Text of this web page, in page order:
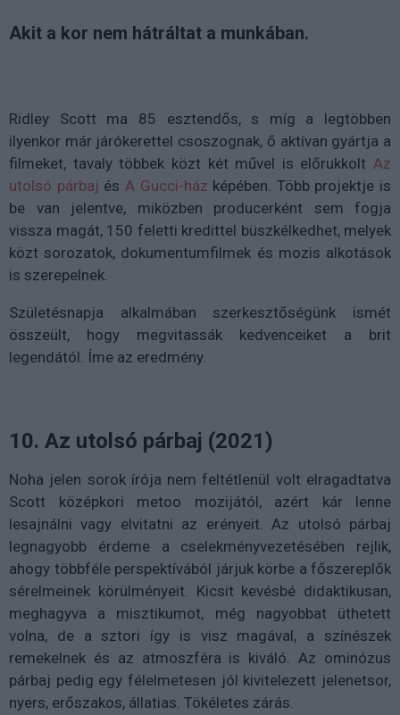
Akit a kor nem hátráltat a munkában.
Ridley Scott ma 85 esztendős, s míg a legtöbben
ilyenkor már járókerettel csoszognak, ő aktívan gyártja a
filmeket, tavaly többek közt két művel is előrukkolt Az
utolsó párbaj és A Gucci-ház képében. Több projektje is
be van jelentve, miközben producerként sem fogja
vissza magát, 150 feletti kredittel büszkélkedhet, melyek
közt sorozatok, dokumentumfilmek és mozis alkotások
is szerepelnek.
Születésnapja alkalmában szerkesztőségünk ismét
összeült, hogy megvitassák kedvenceiket a brit
legendától. Íme az eredmény.
10. Az utolsó párbaj (2021)
Noha jelen sorok írója nem feltétlenül volt elragadtatva
Scott középkori metoo mozijától, azért kár lenne
lesajnálni vagy elvitatni az erényeit. Az utolsó párbaj
legnagyobb érdeme a cselekményvezetésében rejlik,
ahogy többféle perspektívából járjuk körbe a főszereplők
sérelmeinek körülményeit. Kicsit kevésbé didaktikusan,
meghagyva a misztikumot, még nagyobbat üthetett
volna, de a sztori így is visz magával, a színészek
remekelnek és az atmoszféra is kiváló. Az ominózus
párbaj pedig egy félelmetesen jól kivitelezett jelenetsor,
nyers, erőszakos, állatias. Tökéletes zárás.